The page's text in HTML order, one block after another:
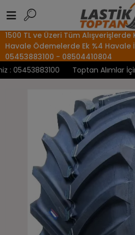
1500 TL ve Üzeri Tüm
Havale Ödemelerde Ek %4 Havale
05453883100 - 08504410804
Toptan Alımlar